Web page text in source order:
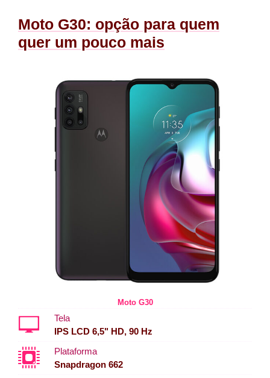
Moto G30: opção para quem
quer um pouco mais
Moto G30
Tela
IPS LCD 6,5" HD, 90 Hz
Plataforma
Snapdragon 662